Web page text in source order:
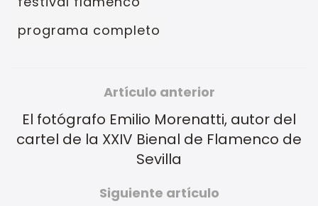
programa completo
Artículo anterior
El fotógrafo Emilio Morenatti, autor del
cartel de la XXIV Bienal de Flamenco de
Sevilla
Siguiente artículo